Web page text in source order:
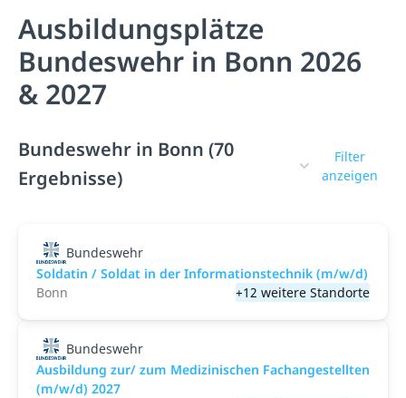
Ausbildungsplätze
Bundeswehr in Bonn 2026
& 2027
Bundeswehr in Bonn (70
Ergebnisse)
Filter
anzeigen
Bundeswehr
Soldatin / Soldat in der Infor­mations­technik (m/w/d)
Bonn
+12 weitere Standorte
Bundeswehr
Ausbildung zur/ zum Medizinischen Fachangestellten
(m/w/d) 2027